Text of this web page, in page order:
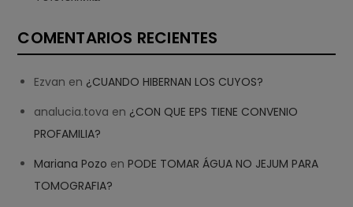
COMENTARIOS RECIENTES
Ezvan en ¿CUANDO HIBERNAN LOS CUYOS?
analucia.tova en ¿CON QUE EPS TIENE CONVENIO
PROFAMILIA?
Mariana Pozo enPODE TOMAR ÁGUA NO JEJUM PARA
TOMOGRAFIA?